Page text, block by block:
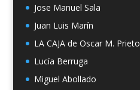
Jose Manuel Sala
Juan Luis Marín
LA CAJA de Oscar M. Prieto
Lucía Berruga
Miguel Abollado